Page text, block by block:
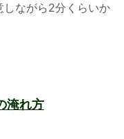
しながら2分くらいか
淹れ方